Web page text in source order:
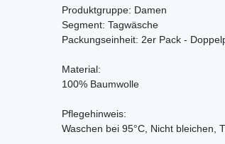
Produktgruppe: Damen
Segment: Tagwäsche
Packungseinheit: 2er Pack -
Material:
100% Baumwolle
Pflegehinweis:
Waschen bei 95°C, Nicht bleichen,